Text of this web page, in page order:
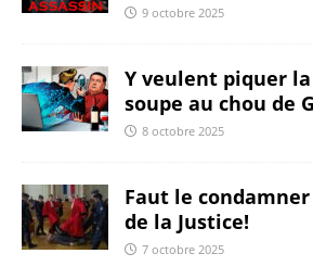
9 octobre 2025
Y veulent piquer
soupe au chou de
8 octobre 2025
Faut le
de la Justice!
7 octobre 2025